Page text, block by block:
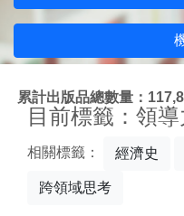
累計出版品總數量：
目前標籤：領導
相關標籤： 經濟史
跨領域思考